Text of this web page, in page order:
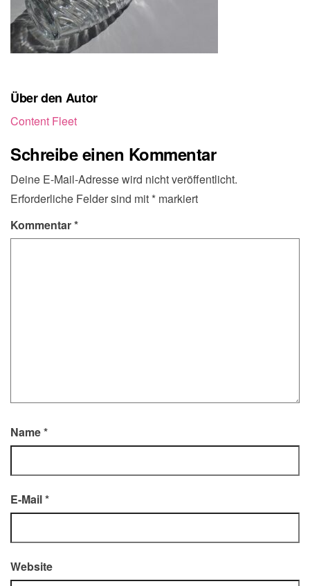
Über den Autor
Content Fleet
Schreibe einen Kommentar
Deine E-Mail-Adresse wird nicht veröffentlicht.
Erforderliche Felder sind mit * markiert
Kommentar*
Name*
E-Mail*
Website